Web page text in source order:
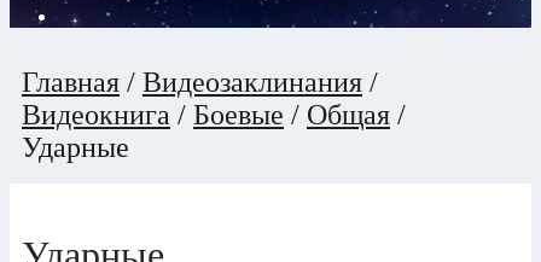
Главная / Видеозаклинания /
Видеокнига / Боевые / Общая /
Ударные